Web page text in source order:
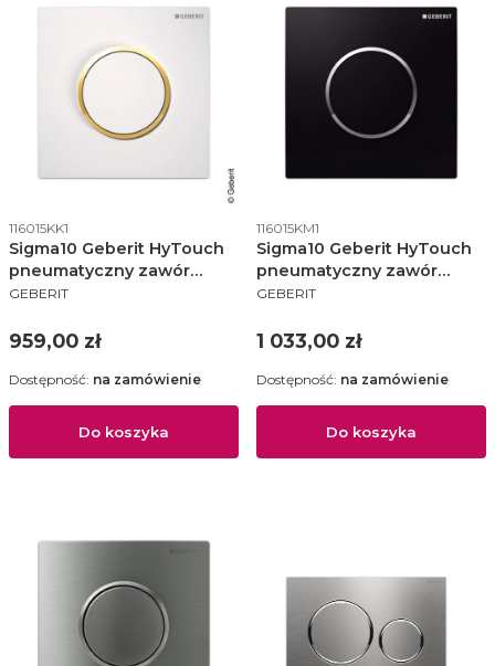
Kod produktu
116015KK1
Sigma10 Geberit HyTouch
pneumatyczny zawór
spłukujący do pisuaru
116.015.KK.1
PRODUCENT
GEBERIT
Cena
959,00 zł
Do koszyka
Dostępność: na zamówienie
Kod produktu
116015KM1
Sigma10 Geberit HyTouch
pneumatyczny zawór
spłukujący do pisuaru
/czarny - 116.015.KM.1
PRODUCENT
GEBERIT
Cena
1 033,00 zł
Do koszyka
Dostępność: na zamówienie